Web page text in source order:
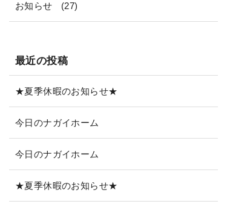
お知らせ (27)
最近の投稿
★夏季休暇のお知らせ★
今日のナガイホーム
今日のナガイホーム
★夏季休暇のお知らせ★